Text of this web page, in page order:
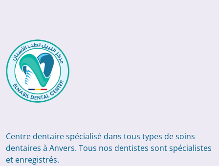
Centre dentaire spécialisé dans tous types de soins
dentaires à Anvers. Tous nos dentistes sont spécialistes
et enregistrés.